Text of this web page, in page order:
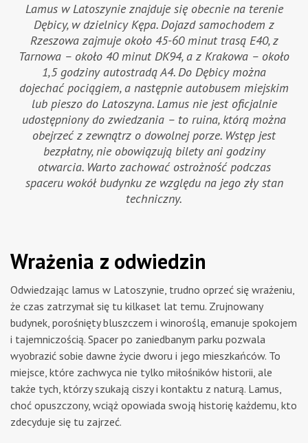
Lamus w Latoszynie znajduje się obecnie na terenie
Dębicy, w dzielnicy Kępa. Dojazd samochodem z
Rzeszowa zajmuje około 45-60 minut trasą E40, z
Tarnowa – około 40 minut DK94, a z Krakowa – około
1,5 godziny autostradą A4. Do Dębicy można
dojechać pociągiem, a następnie autobusem miejskim
lub pieszo do Latoszyna. Lamus nie jest oficjalnie
udostępniony do zwiedzania – to ruina, którą można
obejrzeć z zewnątrz o dowolnej porze. Wstęp jest
bezpłatny, nie obowiązują bilety ani godziny
otwarcia. Warto zachować ostrożność podczas
spaceru wokół budynku ze względu na jego zły stan
techniczny.
Wrażenia z odwiedzin
Odwiedzając lamus w Latoszynie, trudno oprzeć się wrażeniu,
że czas zatrzymał się tu kilkaset lat temu. Zrujnowany
budynek, porośnięty bluszczem i winoroślą, emanuje spokojem
i tajemniczością. Spacer po zaniedbanym parku pozwala
wyobrazić sobie dawne życie dworu i jego mieszkańców. To
miejsce, które zachwyca nie tylko miłośników historii, ale
także tych, którzy szukają ciszy i kontaktu z naturą. Lamus,
choć opuszczony, wciąż opowiada swoją historię każdemu, kto
zdecyduje się tu zajrzeć.